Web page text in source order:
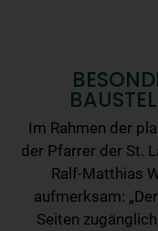
Im Rahmen der
der Pfarrer der St.
Ralf-Matthias
aufmerksam:
Seiten